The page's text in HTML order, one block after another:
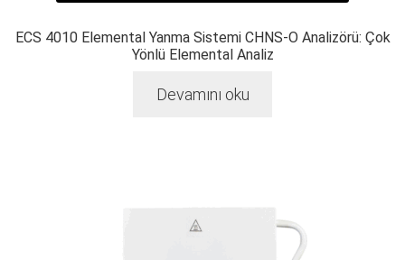
ECS 4010 Elemental Yanma Sistemi CHNS-O Analizörü: Çok
Yönlü Elemental Analiz
Devamını oku